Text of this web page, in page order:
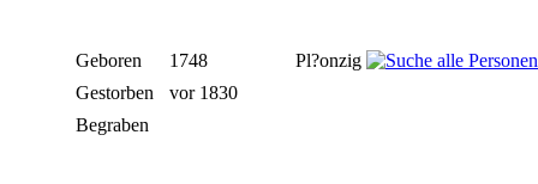
Geboren 1748
Pl?onzig
Gestorben
vor 1830
Begraben